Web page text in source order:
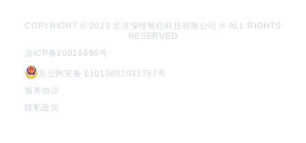
COPYRIGHT © 2023 北京深维智信科技有限公司 ® ALL RIGHTS
RESERVED
京ICP备20016696号
京公网安备 11010802031767号
服务协议
隐私政策